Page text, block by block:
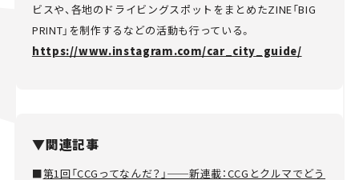
ビスや、各地のドライビングスポットをまとめたZINE「BIG
PRINT」を制作するなどの活動も行っている。
https://www.instagram.com/car_city_guide/
▼関連記事
■第1回「CCGってなんだ？」──新連載：CCGとクルマでどう